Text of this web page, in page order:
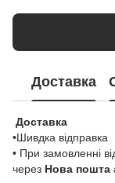
Доставка
Доставка
•Шивдка відправка
• При замовленні
через Нова пошта